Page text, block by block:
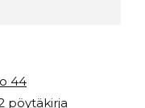
44
pöytäkirja